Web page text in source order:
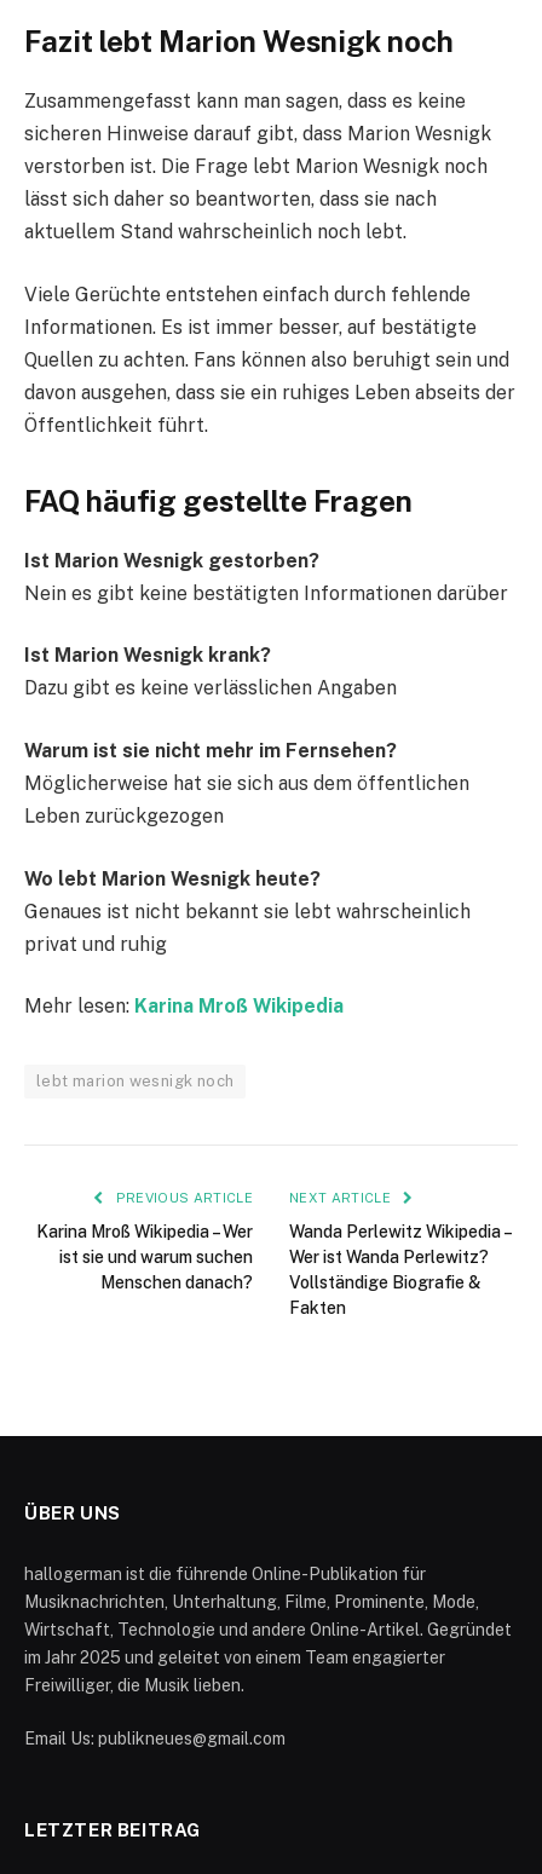
Fazit lebt Marion Wesnigk noch
Zusammengefasst kann man sagen, dass es keine
sicheren Hinweise darauf gibt, dass Marion Wesnigk
verstorben ist. Die Frage lebt Marion Wesnigk noch
lässt sich daher so beantworten, dass sie nach
aktuellem Stand wahrscheinlich noch lebt.
Viele Gerüchte entstehen einfach durch fehlende
Informationen. Es ist immer besser, auf bestätigte
Quellen zu achten. Fans können also beruhigt sein und
davon ausgehen, dass sie ein ruhiges Leben abseits der
Öffentlichkeit führt.
FAQ häufig gestellte Fragen
Ist Marion Wesnigk gestorben?
Nein es gibt keine bestätigten Informationen darüber
Ist Marion Wesnigk krank?
Dazu gibt es keine verlässlichen Angaben
Warum ist sie nicht mehr im Fernsehen?
Möglicherweise hat sie sich aus dem öffentlichen
Leben zurückgezogen
Wo lebt Marion Wesnigk heute?
Genaues ist nicht bekannt sie lebt wahrscheinlich
privat und ruhig
Mehr lesen: Karina Mroß Wikipedia
lebt marion wesnigk noch
PREVIOUS ARTICLE
Karina Mroß Wikipedia – Wer
ist sie und warum suchen
Menschen danach?
NEXT ARTICLE
Wanda Perlewitz Wikipedia –
Wer ist Wanda Perlewitz?
Vollständige Biografie &
Fakten
ÜBER UNS
hallogerman ist die führende Online-Publikation für
Musiknachrichten, Unterhaltung, Filme, Prominente, Mode,
Wirtschaft, Technologie und andere Online-Artikel. Gegründet
im Jahr 2025 und geleitet von einem Team engagierter
Freiwilliger, die Musik lieben.
Email Us: publikneues@gmail.com
LETZTER BEITRAG